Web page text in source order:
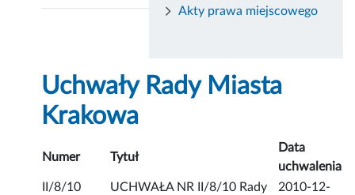
Akty prawa miejscowego
Uchwały Rady Miasta
Krakowa
Numer Tytuł
Data
uchwalenia
II/8/10
UCHWAŁA NR II/8/10 Rady
2010-12-